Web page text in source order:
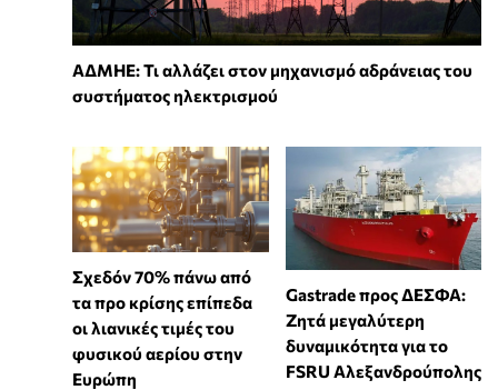
ΑΔΜΗΕ: Τι αλλάζει στον μηχανισμό αδράνειας του
συστήματος ηλεκτρισμού
Σχεδόν 70% πάνω από
τα προ κρίσης επίπεδα
οι λιανικές τιμές του
φυσικού αερίου στην
Ευρώπη
Gastrade προς ΔΕΣΦΑ:
Ζητά μεγαλύτερη
δυναμικότητα για το
FSRU Αλεξανδρούπολης